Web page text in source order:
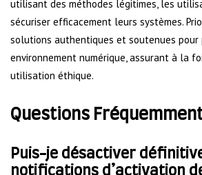
utilisant des méthodes légitimes, les
sécuriser efficacement leurs systèmes.
solutions authentiques et soutenues pour
environnement numérique, assurant à la
utilisation éthique.
Questions
Puis-je désactiver
notifications d’activation